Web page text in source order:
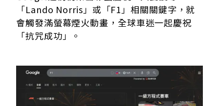
「Lando Norris」或「F1」相關關鍵字，就
會觸發滿螢幕煙火動畫，全球車迷一起慶祝
「抗咒成功」。